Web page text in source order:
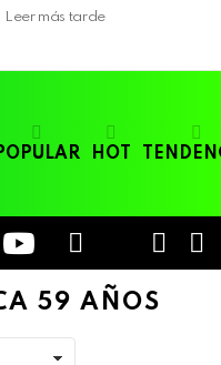
Leer más tarde
HOT
youtube
SKIN
59 AÑOS